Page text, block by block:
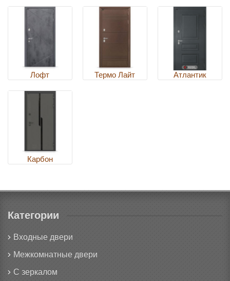
Лофт Термо Лайт Атлантик
Карбон
Категории
Входные двери
Межкомнатные двери
С зеркалом